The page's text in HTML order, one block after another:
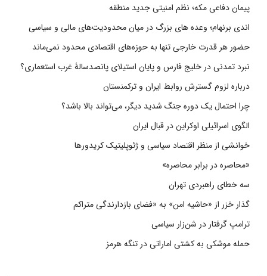
پیمان دفاعی مکه؛ نظم امنیتی جدید منطقه
اندی برنهام؛ وعده های بزرگ در میان محدودیت‌های مالی و سیاسی
حضور هر قدرت خارجی تنها به حوزه‌های اقتصادی محدود نمی‌ماند
نبرد تمدنی در خلیج فارس و پایان استیلای پانصدسالۀ غرب استعماری؟
درباره لزوم گسترش روابط ایران و ترکمنستان
چرا احتمال یک دوره جنگ شدید دیگر، می‌تواند بالا باشد؟
الگوی اسرائیلی اوکراین در قبال ایران
خوانشی از منظر اقتصاد سیاسی و ژئوپلیتیک کریدورها
«محاصره در برابر محاصره»
سه خطای راهبردی تهران
گذار خزر از «حاشیه امن» به «فضای بازدارندگی متراکم
ترامپ گرفتار در شن‌زار سیاسی
حمله موشکی به کشتی اماراتی در تنگه هرمز